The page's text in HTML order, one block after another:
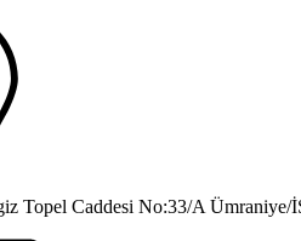
Topel Caddesi No:33/A